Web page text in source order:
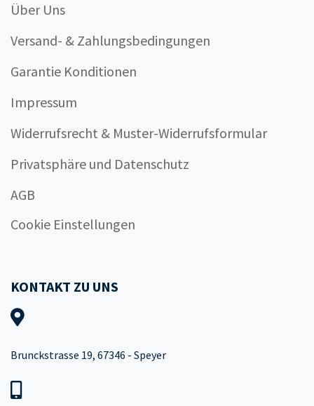
Über Uns
Versand- & Zahlungsbedingungen
Garantie Konditionen
Impressum
Widerrufsrecht & Muster-Widerrufsformular
Privatsphäre und Datenschutz
AGB
Cookie Einstellungen
KONTAKT ZU UNS
Brunckstrasse 19, 67346 - Speyer